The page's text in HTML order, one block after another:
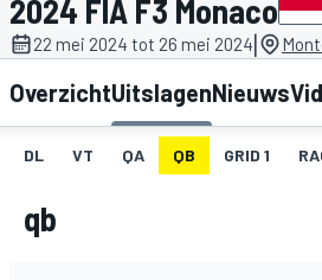
2024 FIA F3 Monaco
22 mei 2024 tot 26 mei 2024|
OverzichtUitslagenNieuws
DL VT QA QB GRID 1
qb